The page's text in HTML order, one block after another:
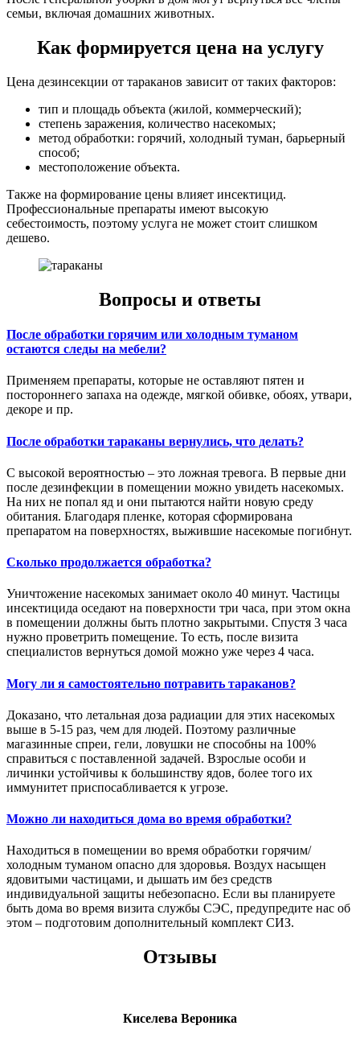
семьи, включая домашних животных.
Как формируется цена на услугу
Цена дезинсекции от тараканов зависит от таких факторов:
тип и площадь объекта (жилой, коммерческий);
степень заражения, количество насекомых;
метод обработки: горячий, холодный туман, барьерный
способ;
местоположение объекта.
Также на формирование цены влияет инсектицид.
Профессиональные препараты имеют высокую
себестоимость, поэтому услуга не может стоит слишком
дешево.
Вопросы и ответы
После обработки горячим или холодным туманом
остаются следы на мебели?
Применяем препараты, которые не оставляют пятен и
постороннего запаха на одежде, мягкой обивке, обоях, утвари,
декоре и пр.
После обработки тараканы вернулись, что делать?
С высокой вероятностью – это ложная тревога. В первые дни
после дезинфекции в помещении можно увидеть насекомых.
На них не попал яд и они пытаются найти новую среду
обитания. Благодаря пленке, которая сформирована
препаратом на поверхностях, выжившие насекомые погибнут.
Сколько продолжается обработка?
Уничтожение насекомых занимает около 40 минут. Частицы
инсектицида оседают на поверхности три часа, при этом окна
в помещении должны быть плотно закрытыми. Спустя 3 часа
нужно проветрить помещение. То есть, после визита
специалистов вернуться домой можно уже через 4 часа.
Могу ли я самостоятельно потравить тараканов?
Доказано, что летальная доза радиации для этих насекомых
выше в 5-15 раз, чем для людей. Поэтому различные
магазинные спреи, гели, ловушки не способны на 100%
справиться с поставленной задачей. Взрослые особи и
личинки устойчивы к большинству ядов, более того их
иммунитет приспосабливается к угрозе.
Можно ли находиться дома во время обработки?
Находиться в помещении во время обработки горячим/
холодным туманом опасно для здоровья. Воздух насыщен
ядовитыми частицами, и дышать им без средств
индивидуальной защиты небезопасно. Если вы планируете
быть дома во время визита службы СЭС, предупредите нас об
этом – подготовим дополнительный комплект СИЗ.
Отзывы
Киселева Вероника